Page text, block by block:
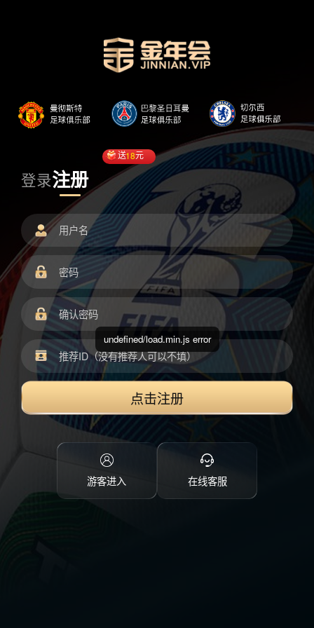
登录注册
送18元
点击注册
游客进入 在线客服
undefined/load.min.js error